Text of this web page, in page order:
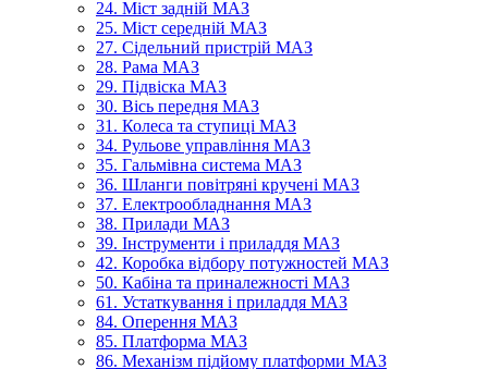
24. Міст задній МАЗ
25. Міст середній МАЗ
27. Сідельний пристрій МАЗ
28. Рама МАЗ
29. Підвіска МАЗ
30. Вісь передня МАЗ
31. Колеса та ступиці МАЗ
34. Рульове управління МАЗ
35. Гальмівна система МАЗ
36. Шланги повітряні кручені МАЗ
37. Електрообладнання МАЗ
38. Прилади МАЗ
39. Інструменти і приладдя МАЗ
42. Коробка відбору потужностей МАЗ
50. Кабіна та приналежності МАЗ
61. Устаткування і приладдя МАЗ
84. Оперення МАЗ
85. Платформа МАЗ
86. Механізм підйому платформи МАЗ